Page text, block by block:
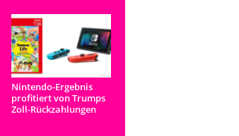
Nintendo-Ergebnis
profitiert von Trumps
Zoll-Rückzahlungen